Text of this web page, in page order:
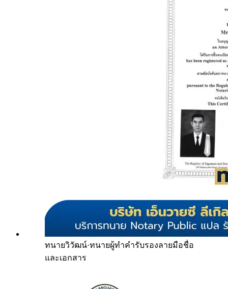
ทนายวิวัฒน์·ทนายผู้ทำคำรับรองลายมือชื่อ
และเอกสาร